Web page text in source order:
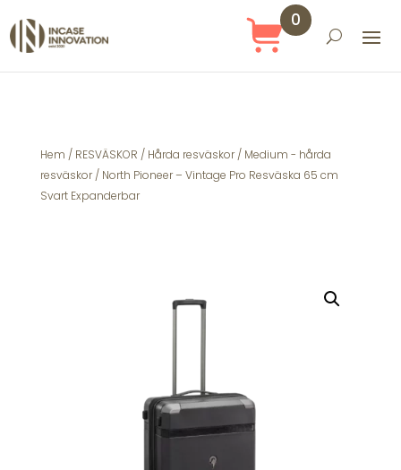
0
Hem / RESVÄSKOR / Hårda resväskor/ Medium - hårda
resväskor/ North Pioneer – Vintage Pro Resväska 65 cm
Svart Expanderbar